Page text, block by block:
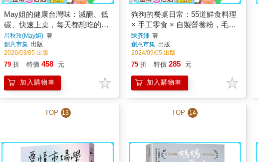
May姐的健康台灣味：減醣、低
碳、快速上桌，每天都想吃的三
餐提案 100+
呂秋玫(May姐) 著
創意市集 出版
2026/03/05 出版
79 折 特價 458 元
加入購物車
狗狗的餐桌日常：55道鮮食料理
× 手工零食 × 自製營養粉，毛小
孩這樣吃最幸福【三版】
陳彥姍著
創意市集 出版
2024/09/05 出版
75 折 特價 285 元
加入購物車
TOP 13 TOP 14